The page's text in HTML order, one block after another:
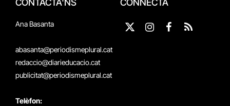
CONTACTA'NS
Ana Basanta
abasanta@periodismeplural.cat
redaccio@diarieducacio.cat
publicitat@periodismeplural.cat
Telèfon:
CONNECTA
X
Instagram
Facebook
RSS